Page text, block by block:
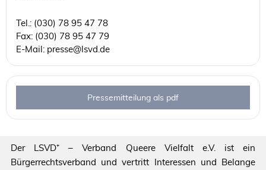
Tel.: (030) 78 95 47 78
Fax: (030) 78 95 47 79
E-Mail: presse@lsvd.de
Pressemitteilung als pdf
Der LSVD⁺ – Verband Queere Vielfalt e.V. ist ein
Bürgerrechtsverband und vertritt Interessen und Belange